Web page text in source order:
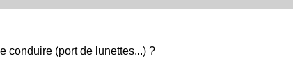
conduire (port de lunettes...) ?